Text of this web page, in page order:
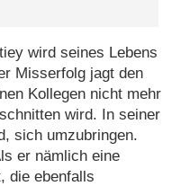
wird seines Lebens
Misserfolg jagt den
Kollegen nicht mehr
wird. In seiner
sich umzubringen.
er nämlich eine
die ebenfalls